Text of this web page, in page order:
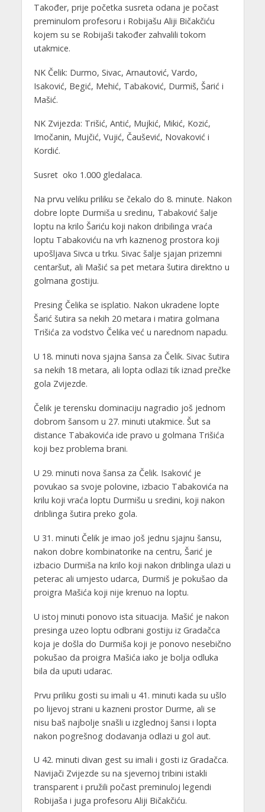
Također, prije početka susreta odana je počast
preminulom profesoru i Robijašu Aliji Bičakčiću
kojem su se Robijaši također zahvalili tokom
utakmice.
NK Čelik: Durmo, Sivac, Arnautović, Vardo,
Isaković, Begić, Mehić, Tabaković, Durmiš, Šarić i
Mašić.
NK Zvijezda: Trišić, Antić, Mujkić, Mikić, Kozić,
Imočanin, Mujčić, Vujić, Čaušević, Novaković i
Kordić.
Susret oko 1.000 gledalaca.
Na prvu veliku priliku se čekalo do 8. minute. Nakon
dobre lopte Durmiša u sredinu, Tabaković šalje
loptu na krilo Šariću koji nakon dribilinga vraća
loptu Tabakoviću na vrh kaznenog prostora koji
upošljava Sivca u trku. Sivac šalje sjajan prizemni
centaršut, ali Mašić sa pet metara šutira direktno u
golmana gostiju.
Presing Čelika se isplatio. Nakon ukradene lopte
Šarić šutira sa nekih 20 metara i matira golmana
Trišića za vodstvo Čelika već u narednom napadu.
U 18. minuti nova sjajna šansa za Čelik. Sivac šutira
sa nekih 18 metara, ali lopta odlazi tik iznad prečke
gola Zvijezde.
Čelik je terensku dominaciju nagradio još jednom
dobrom šansom u 27. minuti utakmice. Šut sa
distance Tabakovića ide pravo u golmana Trišića
koji bez problema brani.
U 29. minuti nova šansa za Čelik. Isaković je
povukao sa svoje polovine, izbacio Tabakovića na
krilu koji vraća loptu Durmišu u sredini, koji nakon
driblinga šutira preko gola.
U 31. minuti Čelik je imao još jednu sjajnu šansu,
nakon dobre kombinatorike na centru, Šarić je
izbacio Durmiša na krilo koji nakon driblinga ulazi u
peterac ali umjesto udarca, Durmiš je pokušao da
proigra Mašića koji nije krenuo na loptu.
U istoj minuti ponovo ista situacija. Mašić je nakon
presinga uzeo loptu odbrani gostiju iz Gradačca
koja je došla do Durmiša koji je ponovo nesebično
pokušao da proigra Mašića iako je bolja odluka
bila da uputi udarac.
Prvu priliku gosti su imali u 41. minuti kada su ušlo
po lijevoj strani u kazneni prostor Durme, ali se
nisu baš najbolje snašli u izglednoj šansi i lopta
nakon pogrešnog dodavanja odlazi u gol aut.
U 42. minuti divan gest su imali i gosti iz Gradačca.
Navijači Zvijezde su na sjevernoj tribini istakli
transparent i pružili počast preminuloj legendi
Robijaša i juga profesoru Aliji Bičakčiću.